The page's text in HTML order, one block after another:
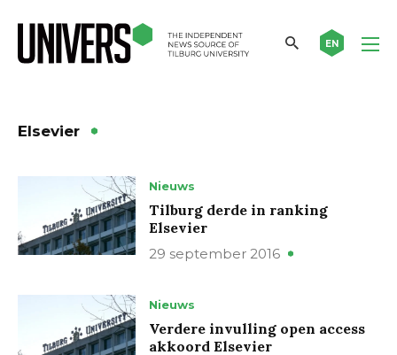
EN
Elsevier
Nieuws
Tilburg derde in ranking
Elsevier
29 september 2016
Nieuws
Verdere invulling open access
akkoord Elsevier